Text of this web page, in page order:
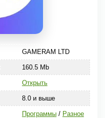
GAMERAM LTD
160.5 Mb
Открыть
8.0 и выше
Программы/ Разное